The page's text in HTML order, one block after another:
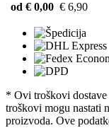
od € 0,00 € 6,90
* Ovi troškovi dostave
troškovi mogu nastati
proizvoda. Ove